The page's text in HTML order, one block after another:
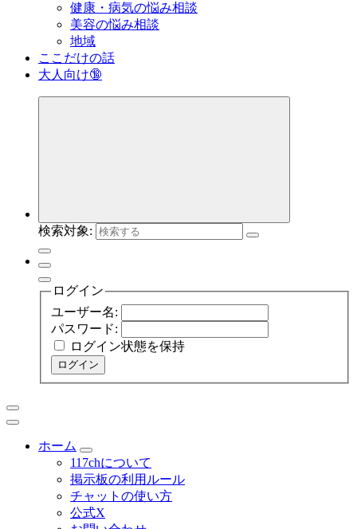
健康・病気の悩み相談
美容の悩み相談
地域
ここだけの話
大人向け🔞
検索対象:
ログイン
ユーザー名:
パスワード:
ログイン状態を保持
ログイン
ホーム
117chについて
掲示板の利用ルール
チャットの使い方
公式X